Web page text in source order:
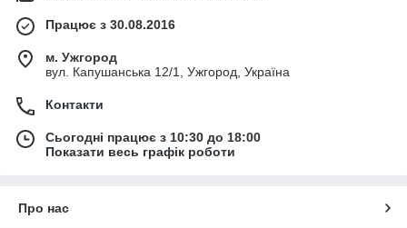
Працює з 30.08.2016
м. Ужгород
вул. Капушанська 12/1, Ужгород, Україна
Контакти
Сьогодні працює з 10:30 до 18:00
Показати весь графік роботи
Про нас